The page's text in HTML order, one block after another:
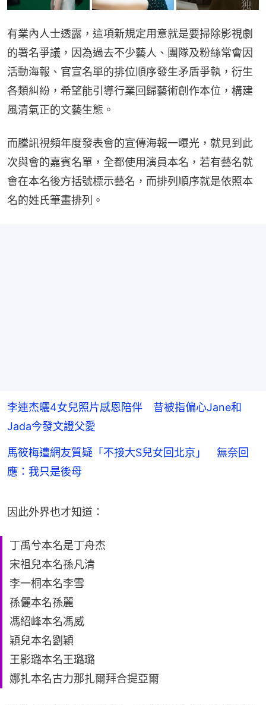
有業內人士透露，這項新規定用意就是要掃除影視劇
的署名爭議，因為過去不少藝人、團隊及粉絲常會因
活動海報、官宣名單的排位順序發生矛盾爭執，衍生
各類糾紛，希望能引導行業回歸藝術創作本位，構建
風清氣正的文藝生態。
而騰訊視頻年度發表會的宣傳海報一曝光，就見到此
次與會的嘉賓名單，全都使用演員本名，若有藝名就
會在本名後方括號標示藝名，而排列順序就是依照本
名的姓氏筆畫排列。
李連杰曬4女兒照片感恩陪伴 昔被指偏心Jane和
Jada今發文證父愛
馬筱梅遭網友質疑「不接大S兒女回北京」 無奈回
應：我只是後母
因此外界也才知道：
丁禹兮本名是丁舟杰
宋祖兒本名孫凡清
李一桐本名李雪
孫儷本名孫麗
馮紹峰本名馮威
穎兒本名劉穎
王影璐本名王璐璐
娜扎本名古力那扎爾拜合提亞爾